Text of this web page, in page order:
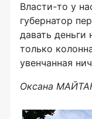
Власти-то у
губернатор
давать
только
увенчанная
Оксана